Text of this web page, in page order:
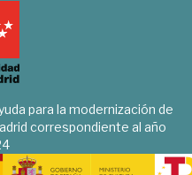
para la modernización de
correspondiente al año